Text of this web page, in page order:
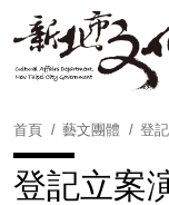
首頁 藝文團體 登
登記立案